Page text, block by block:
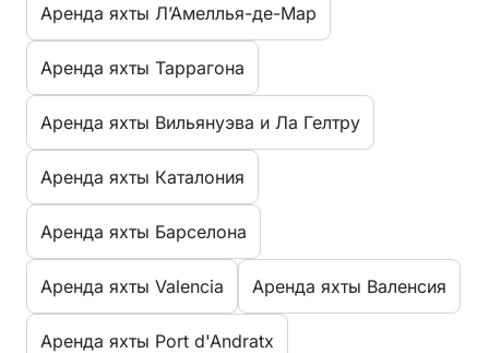
Aренда яхты Л’Амеллья-де-Мар
Aренда яхты Таррагона
Aренда яхты Вильянуэва и Ла Гелтру
Aренда яхты Каталония
Aренда яхты Барселона
Aренда яхты Valencia Aренда яхты Валенсия
Aренда яхты Port d'Andratx